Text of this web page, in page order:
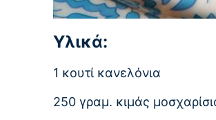
Υλικά:
1 κουτί κανελόνια
250 γραμ. κιμάς